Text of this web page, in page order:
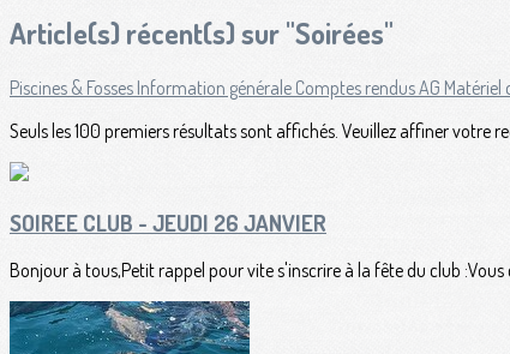
Article(s) récent(s) sur "Soirées"
Piscines & Fosses Information générale Comptes rendusAG Matériel
Seuls les 100 premiers résultats sont affichés. Veuillez affiner votre
SOIREE CLUB - JEUDI 26 JANVIER
Bonjour à tous,Petit rappel pour vite s'inscrire à la fête du club